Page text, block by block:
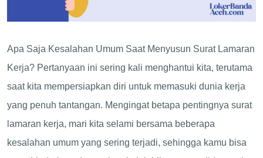
Apa Saja Kesalahan Umum Saat Menyusun Surat Lamaran
Kerja? Pertanyaan ini sering kali menghantui kita, terutama
saat kita mempersiapkan diri untuk memasuki dunia kerja
yang penuh tantangan. Mengingat betapa pentingnya surat
lamaran kerja, mari kita selami bersama beberapa
kesalahan umum yang sering terjadi, sehingga kamu bisa